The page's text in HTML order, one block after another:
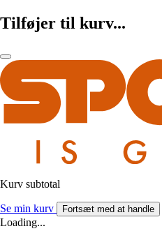
Tilføjer til kurv...
Kurv subtotal
Se min kurv Fortsæt med at handle
Loading...